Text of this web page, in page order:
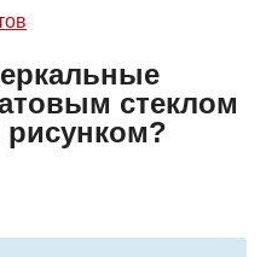
стеклом